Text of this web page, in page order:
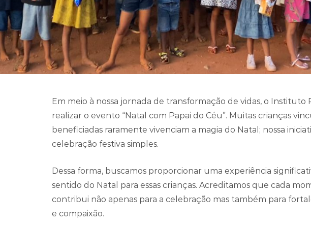
Em meio à nossa jornada de transformação de vidas, o
realizar o evento “Natal com Papai do Céu”. Muitas crianças
beneficiadas raramente vivenciam a magia do Natal; nossa
celebração festiva simples.
Dessa forma, buscamos proporcionar uma experiência
sentido do Natal para essas crianças. Acreditamos que cada
contribui não apenas para a celebração mas também para
e compaixão.